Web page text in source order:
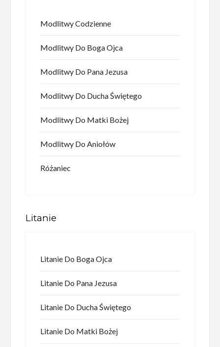
Modlitwy Codzienne
Modlitwy Do Boga Ojca
Modlitwy Do Pana Jezusa
Modlitwy Do Ducha Świętego
Modlitwy Do Matki Bożej
Modlitwy Do Aniołów
Różaniec
Litanie
Litanie Do Boga Ojca
Litanie Do Pana Jezusa
Litanie Do Ducha Świętego
Litanie Do Matki Bożej